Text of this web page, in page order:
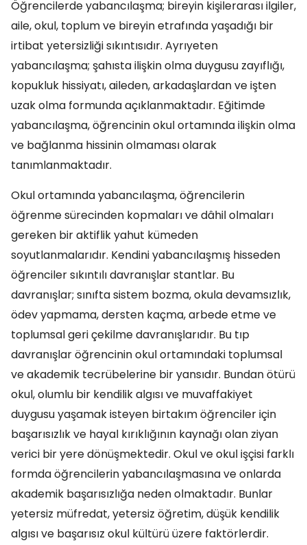
Öğrencilerde yabancılaşma; bireyin kişilerarası ilgiler,
aile, okul, toplum ve bireyin etrafında yaşadığı bir
irtibat yetersizliği sıkıntısıdır. Ayrıyeten
yabancılaşma; şahısta ilişkin olma duygusu zayıflığı,
kopukluk hissiyatı, aileden, arkadaşlardan ve işten
uzak olma formunda açıklanmaktadır. Eğitimde
yabancılaşma, öğrencinin okul ortamında ilişkin olma
ve bağlanma hissinin olmaması olarak
tanımlanmaktadır.
Okul ortamında yabancılaşma, öğrencilerin
öğrenme sürecinden kopmaları ve dâhil olmaları
gereken bir aktiflik yahut kümeden
soyutlanmalarıdır. Kendini yabancılaşmış hisseden
öğrenciler sıkıntılı davranışlar stantlar. Bu
davranışlar; sınıfta sistem bozma, okula devamsızlık,
ödev yapmama, dersten kaçma, arbede etme ve
toplumsal geri çekilme davranışlarıdır. Bu tıp
davranışlar öğrencinin okul ortamındaki toplumsal
ve akademik tecrübelerine bir yansıdır. Bundan ötürü
okul, olumlu bir kendilik algısı ve muvaffakiyet
duygusu yaşamak isteyen birtakım öğrenciler için
başarısızlık ve hayal kırıklığının kaynağı olan ziyan
verici bir yere dönüşmektedir. Okul ve okul işçisi farklı
formda öğrencilerin yabancılaşmasına ve onlarda
akademik başarısızlığa neden olmaktadır. Bunlar
yetersiz müfredat, yetersiz öğretim, düşük kendilik
algısı ve başarısız okul kültürü üzere faktörlerdir.